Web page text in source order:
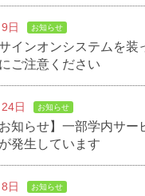
日 お知らせ
インオンシステムを装
ご注意ください
日 お知らせ
お知らせ】一部学内サー
発生しています
日 お知らせ